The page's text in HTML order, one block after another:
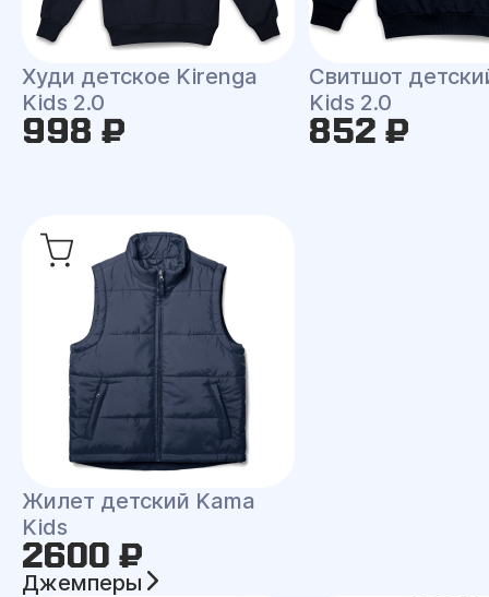
Худи детское Kirenga
Kids 2.0
998 ₽
Свитшот
Kids 2.0
852 ₽
Жилет детский Kama
Kids
2600 ₽
Джемперы